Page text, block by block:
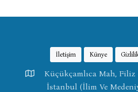
İletişim Künye
Küçükçamlıca Mah, Filiz
İstanbul (İlim Ve